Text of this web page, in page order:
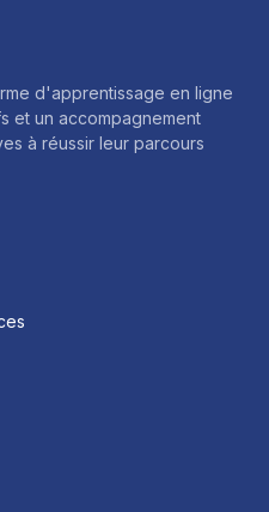
d'apprentissage en ligne
et un accompagnement
à réussir leur parcours